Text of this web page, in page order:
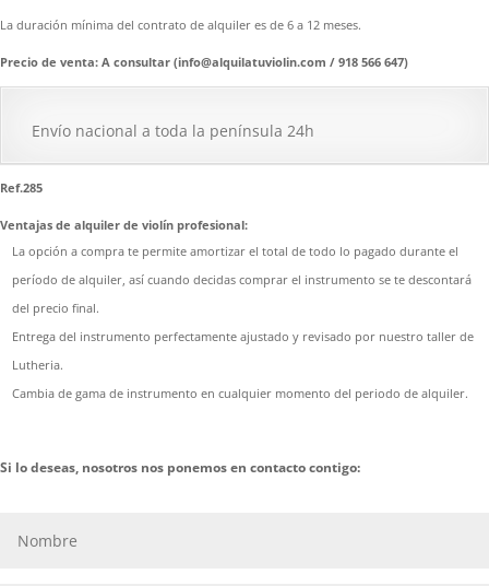
La duración mínima del contrato de alquiler es de 6 a 12 meses.
Precio de venta: A consultar (info@alquilatuviolin.com / 918 566 647)
Envío nacional a toda la península 24h
Ref.285
Ventajas de alquiler de violín profesional:
La opción a compra te permite amortizar el total de todo lo pagado durante el
período de alquiler, así cuando decidas comprar el instrumento se te descontará
del precio final.
Entrega del instrumento perfectamente ajustado y revisado por nuestro taller de
Lutheria.
Cambia de gama de instrumento en cualquier momento del periodo de alquiler.
Si lo deseas, nosotros nos ponemos en contacto contigo: